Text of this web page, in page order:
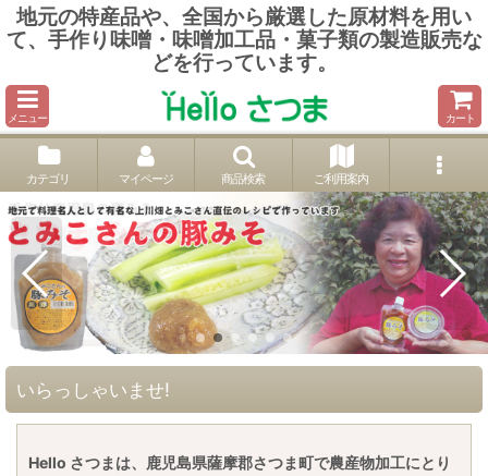
地元の特産品や、全国から厳選した原材料を用い
て、手作り味噌・味噌加工品・菓子類の製造販売な
どを行っています。
メニュー カート
カテゴリ マイページ 商品検索 ご利用案内
いらっしゃいませ!
Hello さつまは、鹿児島県薩摩郡さつま町で農産物加工にとり